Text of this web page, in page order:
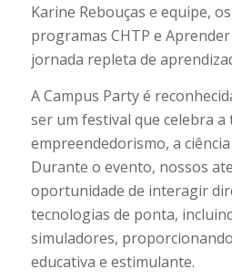
Karine Rebouças e equipe,
programas CHTP e
jornada repleta de
A Campus Party é
ser um festival que celebra a
empreendedorismo, a
Durante o evento, nossos
oportunidade de interagir
tecnologias de ponta,
simuladores,
educativa e estimulante.